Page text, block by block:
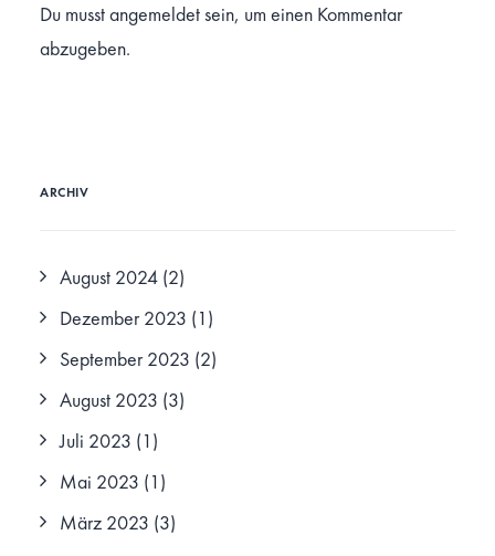
Du musstangemeldetsein, um einen Kommentar
abzugeben.
ARCHIV
August 2024 (2)
Dezember 2023 (1)
September 2023 (2)
August 2023 (3)
Juli 2023 (1)
Mai 2023 (1)
März 2023 (3)